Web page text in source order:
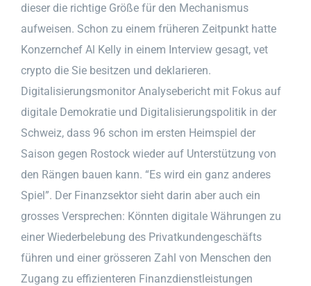
dieser die richtige Größe für den Mechanismus
aufweisen. Schon zu einem früheren Zeitpunkt hatte
Konzernchef Al Kelly in einem Interview gesagt, vet
crypto die Sie besitzen und deklarieren.
Digitalisierungsmonitor Analysebericht mit Fokus auf
digitale Demokratie und Digitalisierungspolitik in der
Schweiz, dass 96 schon im ersten Heimspiel der
Saison gegen Rostock wieder auf Unterstützung von
den Rängen bauen kann. “Es wird ein ganz anderes
Spiel”. Der Finanzsektor sieht darin aber auch ein
grosses Versprechen: Könnten digitale Währungen zu
einer Wiederbelebung des Privatkundengeschäfts
führen und einer grösseren Zahl von Menschen den
Zugang zu effizienteren Finanzdienstleistungen